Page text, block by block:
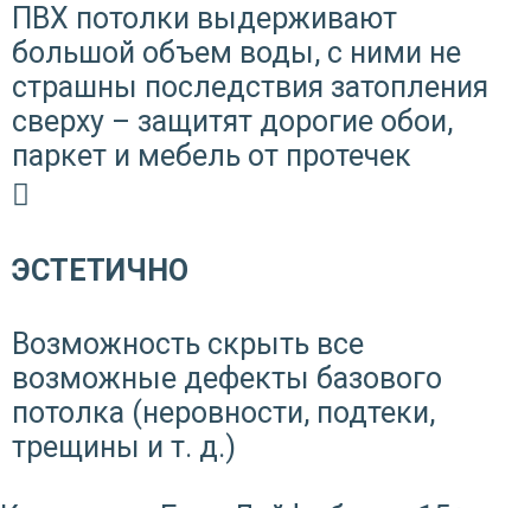
ПВХ потолки выдерживают
большой объем воды, с ними не
страшны последствия затопления
сверху – защитят дорогие обои,
паркет и мебель от протечек
ЭСТЕТИЧНО
Возможность скрыть все
возможные дефекты базового
потолка (неровности, подтеки,
трещины и т. д.)